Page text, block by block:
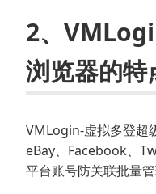
2、
浏览器的特
VMLogin-虚拟多登超
eBay、Facebook、
平台账号防关联批量